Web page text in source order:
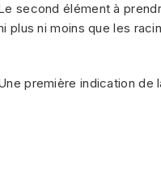
second élément à
plus ni moins que les
première indication de